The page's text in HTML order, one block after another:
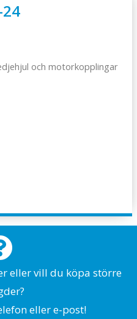
och motorkopplingar
eller vill du köpa större
eller e-post!